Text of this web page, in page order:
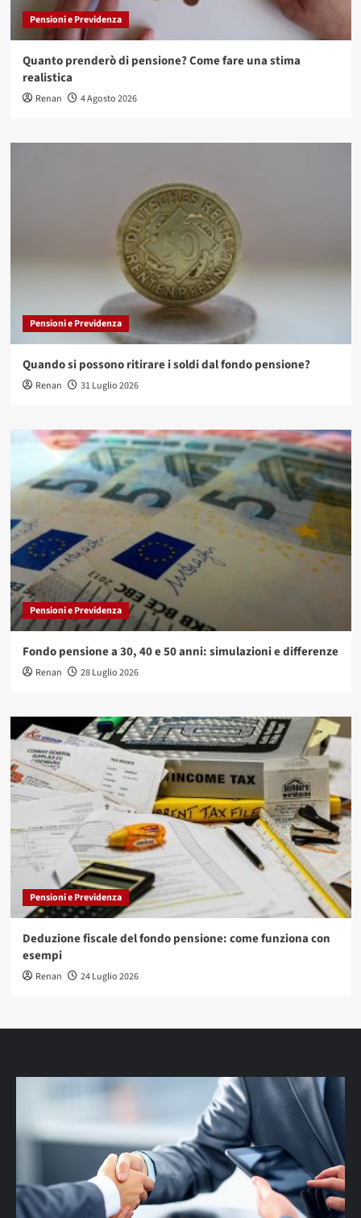
Pensioni e Previdenza
Quanto prenderò di pensione? Come fare una stima
realistica
Renan 4 Agosto 2026
Pensioni e Previdenza
Quando si possono ritirare i soldi dal fondo pensione?
Renan 31 Luglio 2026
Pensioni e Previdenza
Fondo pensione a 30, 40 e 50 anni: simulazioni e differenze
Renan 28 Luglio 2026
Pensioni e Previdenza
Deduzione fiscale del fondo pensione: come funziona con
esempi
Renan 24 Luglio 2026